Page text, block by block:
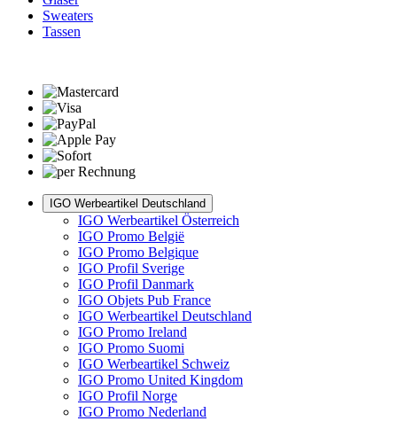
Sweaters
Tassen
IGO Werbeartikel Deutschland
IGO Werbeartikel Österreich
IGO Promo België
IGO Promo Belgique
IGO Profil Sverige
IGO Profil Danmark
IGO Objets Pub France
IGO Werbeartikel Deutschland
IGO Promo Ireland
IGO Promo Suomi
IGO Werbeartikel Schweiz
IGO Promo United Kingdom
IGO Profil Norge
IGO Promo Nederland